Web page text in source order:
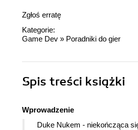
Zgłoś erratę
Kategorie:
Game Dev » Poradniki do gier
Spis treści książki
Wprowadzenie
Duke Nukem - niekończąca